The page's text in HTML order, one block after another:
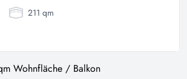
211 qm